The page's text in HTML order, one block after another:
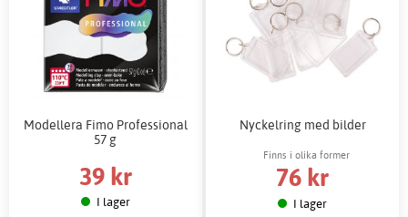
Modellera Fimo Professional
57 g
39 kr
I lager
Nyckelring med bilder
Finns i olika former
76 kr
I lager